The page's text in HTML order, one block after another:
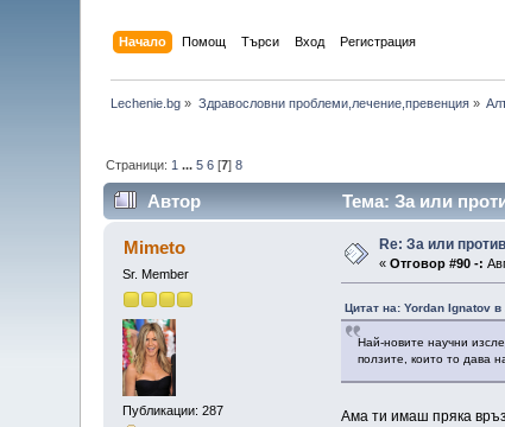
Начало Помощ Търси Вход Регистрация
Lechenie.bg » Здравословни проблеми,лечение,превенция»
Страници: 1 ...5 6 [7]8
Автор Тема: За или
Mimeto
Sr. Member
Публикации: 287
Re: За или
«Отговор #90 -:
Цитат на: Yordan Ignatov
Най-новите научни
ползите, които то дава
Ама ти имаш пряка